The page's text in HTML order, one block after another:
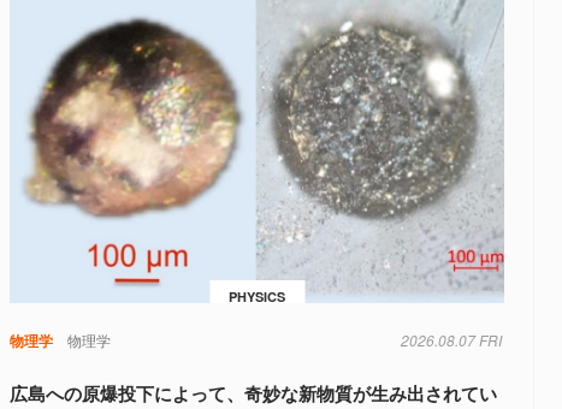
PHYSICS
物理学 物理学 2026.08.07 FRI
広島への原爆投下によって、奇妙な新物質が生み出されてい